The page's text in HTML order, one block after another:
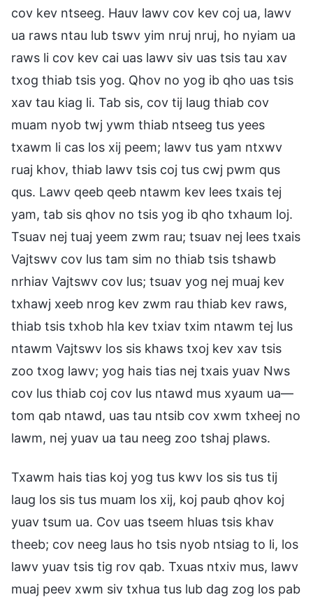
cov kev ntseeg. Hauv lawv cov kev coj ua, lawv
ua raws ntau lub tswv yim nruj nruj, ho nyiam ua
raws li cov kev cai uas lawv siv uas tsis tau xav
txog thiab tsis yog. Qhov no yog ib qho uas tsis
xav tau kiag li. Tab sis, cov tij laug thiab cov
muam nyob twj ywm thiab ntseeg tus yees
txawm li cas los xij peem; lawv tus yam ntxwv
ruaj khov, thiab lawv tsis coj tus cwj pwm qus
qus. Lawv qeeb qeeb ntawm kev lees txais tej
yam, tab sis qhov no tsis yog ib qho txhaum loj.
Tsuav nej tuaj yeem zwm rau; tsuav nej lees txais
Vajtswv cov lus tam sim no thiab tsis tshawb
nrhiav Vajtswv cov lus; tsuav yog nej muaj kev
txhawj xeeb nrog kev zwm rau thiab kev raws,
thiab tsis txhob hla kev txiav txim ntawm tej lus
ntawm Vajtswv los sis khaws txoj kev xav tsis
zoo txog lawv; yog hais tias nej txais yuav Nws
cov lus thiab coj cov lus ntawd mus xyaum ua—
tom qab ntawd, uas tau ntsib cov xwm txheej no
lawm, nej yuav ua tau neeg zoo tshaj plaws.
Txawm hais tias koj yog tus kwv los sis tus tij
laug los sis tus muam los xij, koj paub qhov koj
yuav tsum ua. Cov uas tseem hluas tsis khav
theeb; cov neeg laus ho tsis nyob ntsiag to li, los
lawv yuav tsis tig rov qab. Txuas ntxiv mus, lawv
muaj peev xwm siv txhua tus lub dag zog los pab